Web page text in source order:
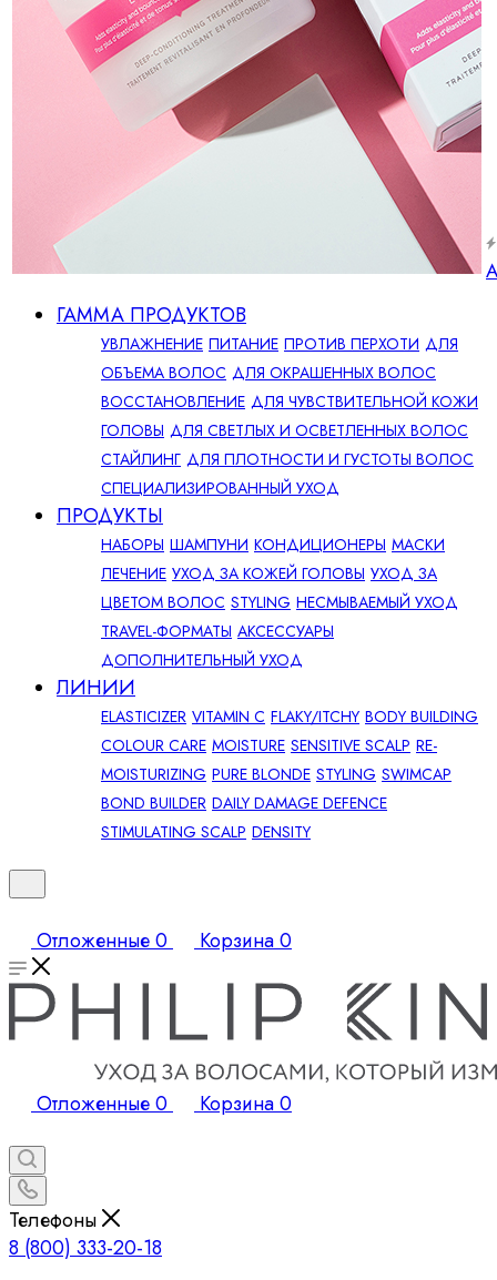
ГАММА ПРОДУКТОВ
УВЛАЖНЕНИЕ ПИТАНИЕ ПРОТИВ ПЕРХОТИ ДЛЯ
ОБЪЕМА ВОЛОС ДЛЯ ОКРАШЕННЫХ ВОЛОС
ВОССТАНОВЛЕНИЕ ДЛЯ ЧУВСТВИТЕЛЬНОЙ КОЖИ
ГОЛОВЫ ДЛЯ СВЕТЛЫХ И ОСВЕТЛЕННЫХ ВОЛОС
СТАЙЛИНГ ДЛЯ ПЛОТНОСТИ И ГУСТОТЫ ВОЛОС
СПЕЦИАЛИЗИРОВАННЫЙ УХОД
ПРОДУКТЫ
НАБОРЫ ШАМПУНИ КОНДИЦИОНЕРЫ МАСКИ
ЛЕЧЕНИЕ УХОД ЗА КОЖЕЙ ГОЛОВЫ УХОД ЗА
ЦВЕТОМ ВОЛОС STYLING НЕСМЫВАЕМЫЙ УХОД
TRAVEL-ФОРМАТЫ АКСЕССУАРЫ
ДОПОЛНИТЕЛЬНЫЙ УХОД
ЛИНИИ
ELASTICIZER VITAMIN C FLAKY/ITCHY BODY BUILDING
COLOUR CARE MOISTURE SENSITIVE SCALP RE-
MOISTURIZING PURE BLONDE STYLING SWIMCAP
BOND BUILDER DAILY DAMAGE DEFENCE
STIMULATING SCALP DENSITY
Отложенные0 Корзина0
Отложенные0 Корзина0
Телефоны
8 (800) 333-20-18